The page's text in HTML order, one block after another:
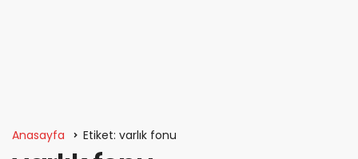
Anasayfa Etiket: varlık fonu